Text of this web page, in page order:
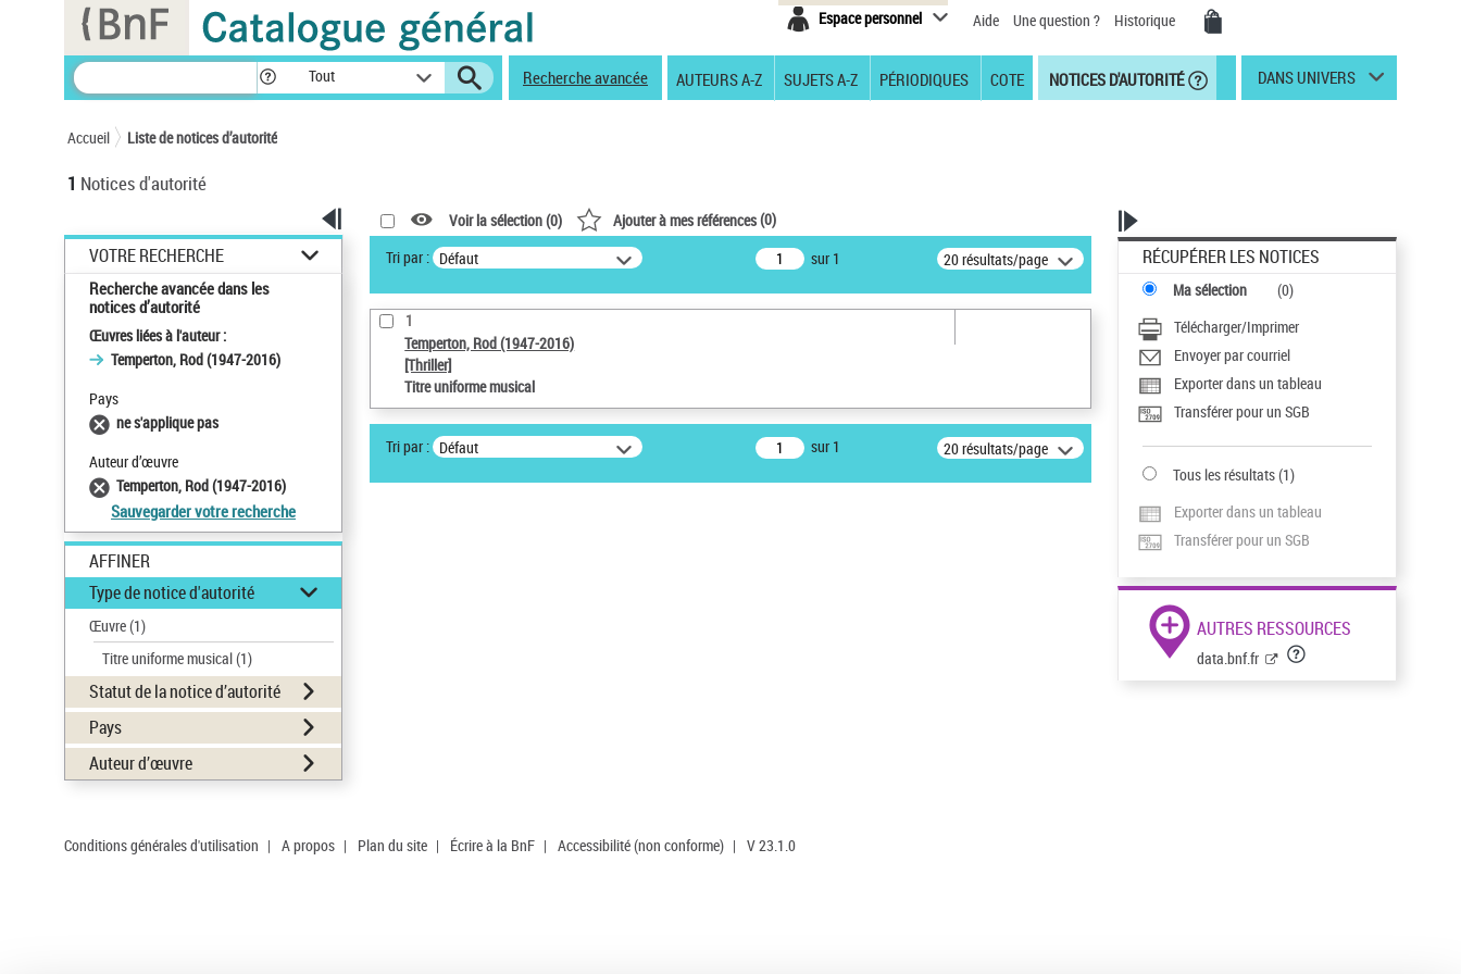
Espace personnel Aide Une question ? Historique
Tout Recherche avancée AUTEURS A-Z SUJETS A-Z PÉRIODIQUES COTE NOTICES D'AUTORITÉ DANS UNIVERS
Accueil Liste de notices d’autorité
1 Notices d'autorité
VOTRE RECHERCHE
Recherche avancée dans les
notices d’autorité
Œuvres liées à l'auteur :
Temperton, Rod (1947-2016)
Pays
ne s'applique pas
Auteur d’œuvre
Temperton, Rod (1947-2016)
Sauvegarder votre recherche
AFFINER
Type de notice d'autorité
Œuvre(1)
Titre uniforme musical(1)
Statut de la notice d’autorité
Pays
Auteur d’œuvre
Voir la sélection (0) Ajouter à mes références(0)
Tri par : Défaut sur 1 20 résultats/page
1
Temperton, Rod (1947-2016)
[Thriller]
Titre uniforme musical
Tri par : Défaut sur 1 20 résultats/page
RÉCUPÉRER LES NOTICES
Ma sélection (0)
Télécharger/Imprimer
Envoyer par courriel
Exporter dans un tableau
Transférer pour un SGB
Tous les résultats(1)
Exporter dans un tableau
Transférer pour un SGB
AUTRES RESSOURCES
data.bnf.fr
Conditions générales d'utilisation | A propos | Plan du site | Écrire à la BnF | Accessibilité (non conforme) | V 23.1.0
Panneau de gestion des cookies